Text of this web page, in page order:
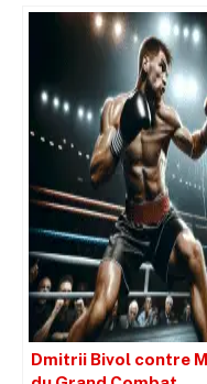
Dmitrii Bivol contre